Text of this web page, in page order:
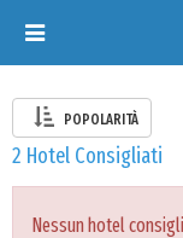
Toggle
navigation
POPOLARITÀ
2 Hotel Consigliati
Nessun hotel